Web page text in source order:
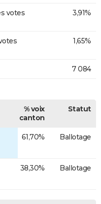
votes
3,91%
1,65%
7 084
% voix
canton
Statut
61,70% Ballotage
38,30% Ballotage